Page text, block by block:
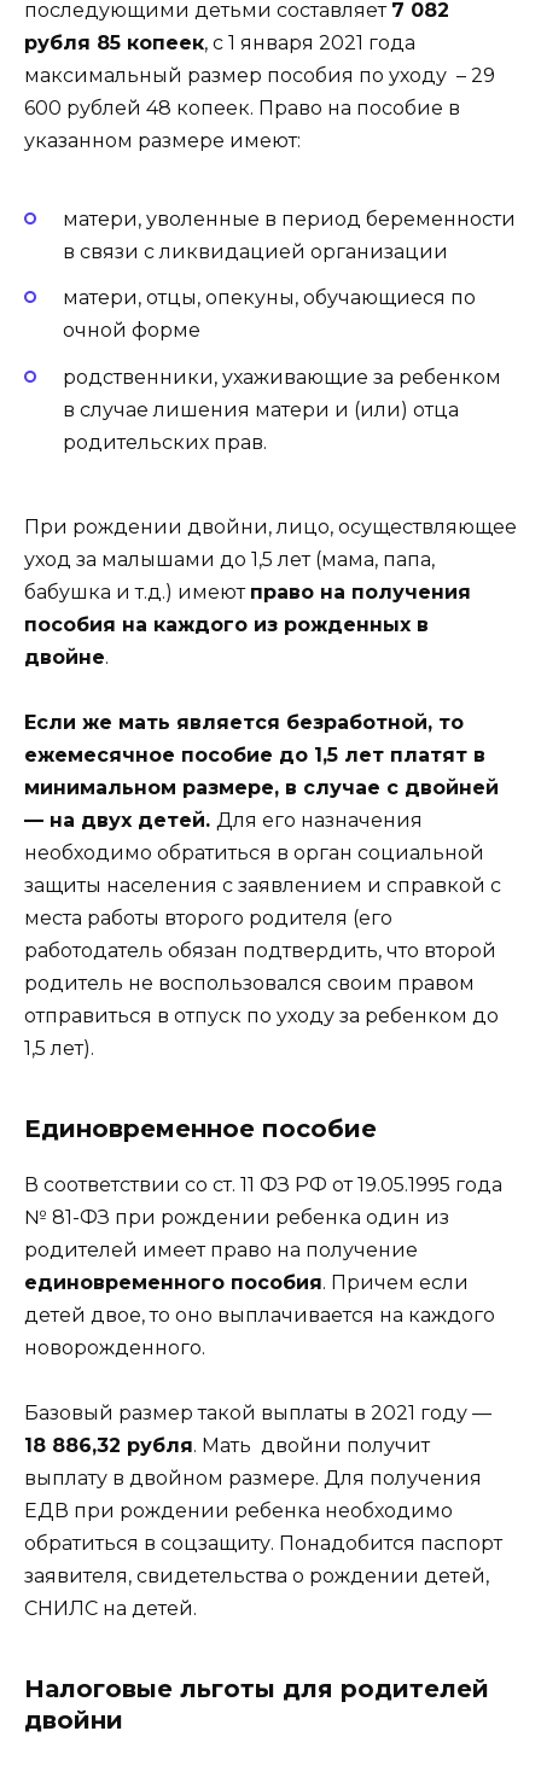
последующими детьми составляет 7 082
рубля 85 копеек, с 1 января 2021 года
максимальный размер пособия по уходу – 29
600 рублей 48 копеек. Право на пособие в
указанном размере имеют:
матери, уволенные в период беременности
в связи с ликвидацией организации
матери, отцы, опекуны, обучающиеся по
очной форме
родственники, ухаживающие за ребенком
в случае лишения матери и (или) отца
родительских прав.
При рождении двойни, лицо, осуществляющее
уход за малышами до 1,5 лет (мама, папа,
бабушка и т.д.) имеют право на получения
пособия на каждого из рожденных в
двойне.
Если же мать является безработной, то
ежемесячное пособие до 1,5 лет платят в
минимальном размере, в случае с двойней
— на двух детей. Для его назначения
необходимо обратиться в орган социальной
защиты населения с заявлением и справкой с
места работы второго родителя (его
работодатель обязан подтвердить, что второй
родитель не воспользовался своим правом
отправиться в отпуск по уходу за ребенком до
1,5 лет).
Единовременное пособие
В соответствии со ст. 11 ФЗ РФ от 19.05.1995 года
№ 81-ФЗ при рождении ребенка один из
родителей имеет право на получение
единовременного пособия. Причем если
детей двое, то оно выплачивается на каждого
новорожденного.
Базовый размер такой выплаты в 2021 году —
18 886,32 рубля. Мать двойни получит
выплату в двойном размере. Для получения
ЕДВ при рождении ребенка необходимо
обратиться в соцзащиту. Понадобится паспорт
заявителя, свидетельства о рождении детей,
СНИЛС на детей.
Налоговые льготы для родителей
двойни